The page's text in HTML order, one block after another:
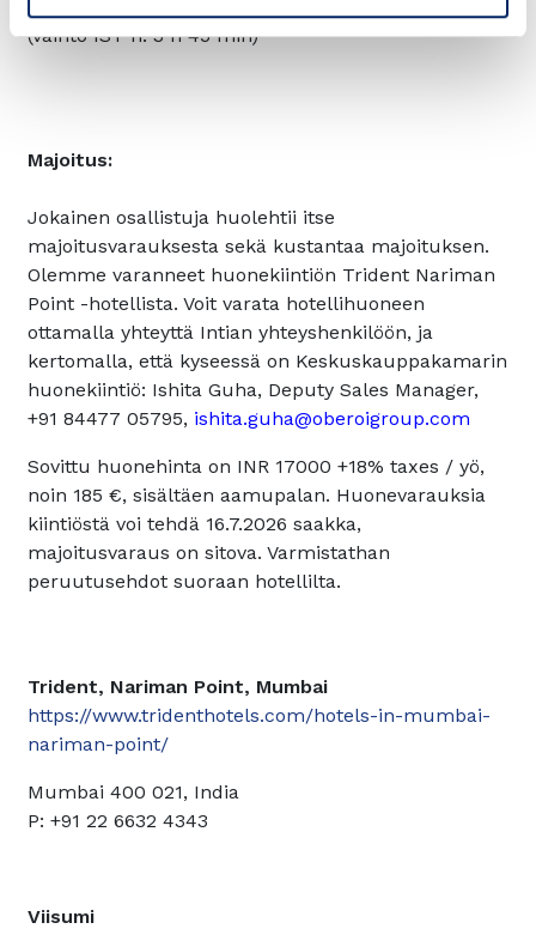
(vaihto IST n. 3 h 45 min)
Majoitus:
Jokainen osallistuja huolehtii itse
majoitusvarauksesta sekä kustantaa majoituksen.
Olemme varanneet huonekiintiön Trident Nariman
Point -hotellista. Voit varata hotellihuoneen
ottamalla yhteyttä Intian yhteyshenkilöön, ja
kertomalla, että kyseessä on Keskuskauppakamarin
huonekiintiö: Ishita Guha, Deputy Sales Manager,
+91 84477 05795, ishita.guha@oberoigroup.com
Sovittu huonehinta on INR 17000 +18% taxes / yö,
noin 185 €, sisältäen aamupalan. Huonevarauksia
kiintiöstä voi tehdä 16.7.2026 saakka,
majoitusvaraus on sitova. Varmistathan
peruutusehdot suoraan hotellilta.
Trident, Nariman Point, Mumbai
https://www.tridenthotels.com/hotels-in-mumbai-
nariman-point/
Mumbai 400 021, India
P: +91 22 6632 4343
Viisumi